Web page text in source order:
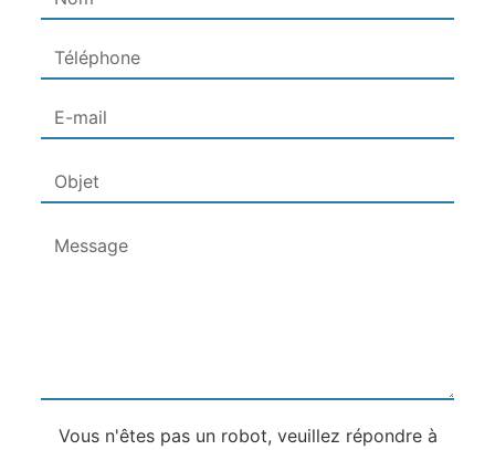
Vous n'êtes pas un robot, veuillez répondre à